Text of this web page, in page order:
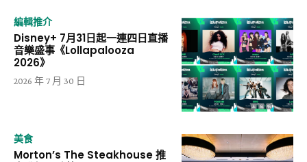
編輯推介
Disney+ 7月31日起一連四日直播
音樂盛事《Lollapalooza
2026》
2026 年 7 月 30 日
美食
Morton’s The Steakhouse 推